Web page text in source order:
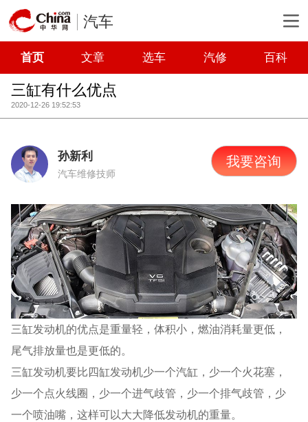
汽车
首页 文章 选车 汽修 百科
三缸有什么优点
2020-12-26 19:52:53
孙新利
汽车维修技师
我要咨询
三缸发动机的优点是重量轻，体积小，燃油消耗量更低，
尾气排放量也是更低的。
三缸发动机要比四缸发动机少一个汽缸，少一个火花塞，
少一个点火线圈，少一个进气歧管，少一个排气歧管，少
一个喷油嘴，这样可以大大降低发动机的重量。